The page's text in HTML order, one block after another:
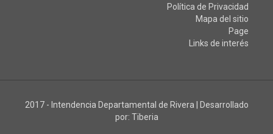
Política de Privacidad
Mapa del sitio
Page
Links de interés
2017 - Intendencia Departamental de Rivera
Desarrollado
por: Tiberia